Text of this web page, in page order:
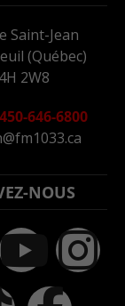
Saint-Jean
(Québec)
2W8
450-646-6800
NOUS